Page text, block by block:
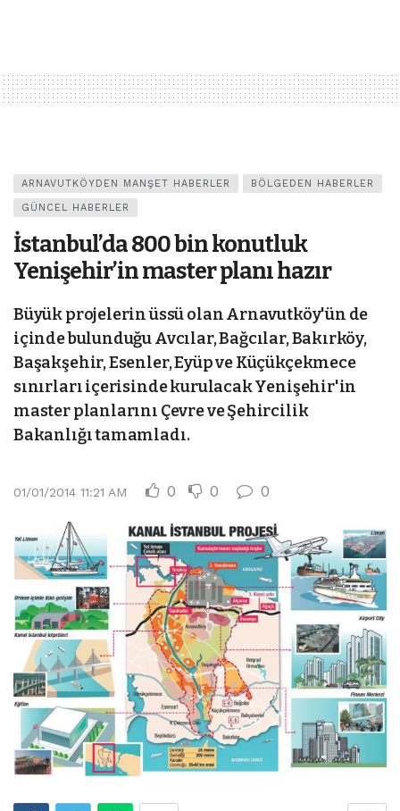
ARNAVUTKÖYDEN MANŞET HABERLER BÖLGEDEN HABERLER
GÜNCEL HABERLER
İstanbul’da 800 bin konutluk
Yenişehir’in master planı hazır
Büyük projelerin üssü olan Arnavutköy'ün de
içinde bulunduğu Avcılar, Bağcılar, Bakırköy,
Başakşehir, Esenler, Eyüp ve Küçükçekmece
sınırları içerisinde kurulacak Yenişehir'in
master planlarını Çevre ve Şehircilik
Bakanlığı tamamladı.
01/01/2014 11:21 AM 0 0 0